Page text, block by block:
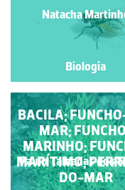
PALMEIRA
Natacha Martinho
Biologia
Natacha
Biologia
PLANTAS DE
AREAIS
Rubim Manuel
Silva
BACILA;
MAR;
MARINHO;
MARÍTIMO;
DO-MAR
Paulo Talhadas dos